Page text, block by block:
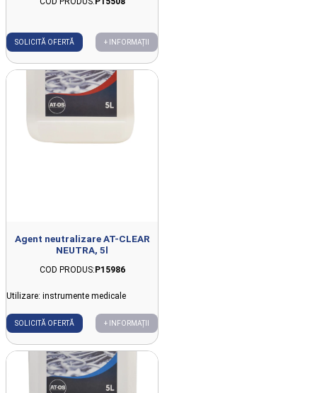
SOLICITĂ OFERTĂ + INFORMAȚII
Agent neutralizare AT-CLEAR
NEUTRA, 5l
COD PRODUS:P15986
Utilizare: instrumente medicale
SOLICITĂ OFERTĂ + INFORMAȚII